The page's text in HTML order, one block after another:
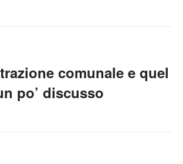
comunale e quel
po’ discusso